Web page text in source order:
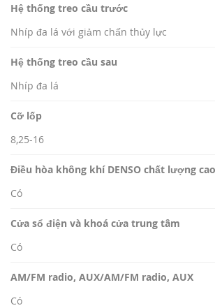
Hệ thống treo cầu trước
Nhíp đa lá với giảm chấn thủy lực
Hệ thống treo cầu sau
Nhíp đa lá
Cỡ lốp
8,25-16
Điều hòa không khí DENSO chất lượng cao
Có
Cửa sổ điện và khoá cửa trung tâm
Có
AM/FM radio, AUX/AM/FM radio, AUX
Có